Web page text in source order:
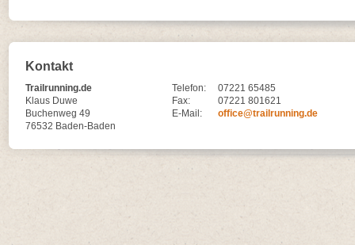
Kontakt
Trailrunning.de
Klaus Duwe
Buchenweg 49
76532 Baden-Baden
Telefon:
07221 65485
Fax:
07221 801621
E-Mail:
office@trailrunning.de